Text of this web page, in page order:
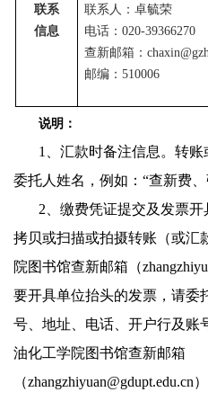
联系
信息
联系人：卓毓荣
电话：020-39366270
查新邮箱：
邮编：510006
说明 ：
1 汇款时备注信息。转账
委托人姓名，例如： “查新费
2 、缴费凭证提交及发票
拷贝或扫描或拍摄转账（或汇
院图书馆查新邮箱（
要开具单位抬头的发票，请委
号、地址、电话、开户行及账
油化工学院图书馆查新邮箱
（